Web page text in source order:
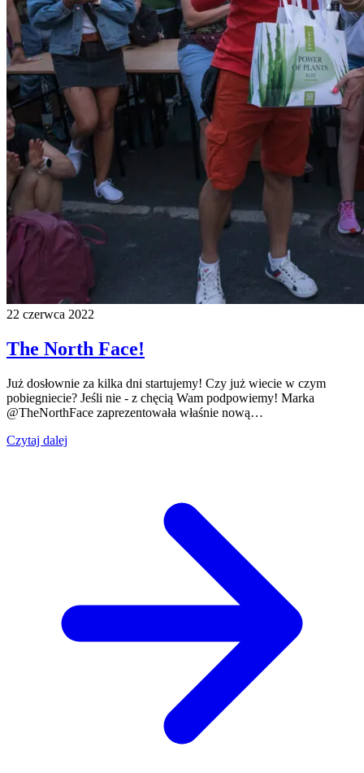
22 czerwca 2022
The North Face!
Już dosłownie za kilka dni startujemy! Czy już wiecie w czym
pobiegniecie? Jeśli nie - z chęcią Wam podpowiemy! Marka
@TheNorthFace zaprezentowała właśnie nową…
Czytaj dalej